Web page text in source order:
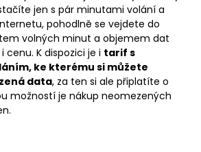
jen s pár minutami volání a
pohodlně se vejdete do
volných minut a objemem dat
cenu. K dispozici je i tarif s
ke kterému si můžete
data, za ten si ale připlatíte o
možností je nákup neomezených